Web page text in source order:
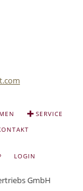
SERVICE
LOGIN
GmbH